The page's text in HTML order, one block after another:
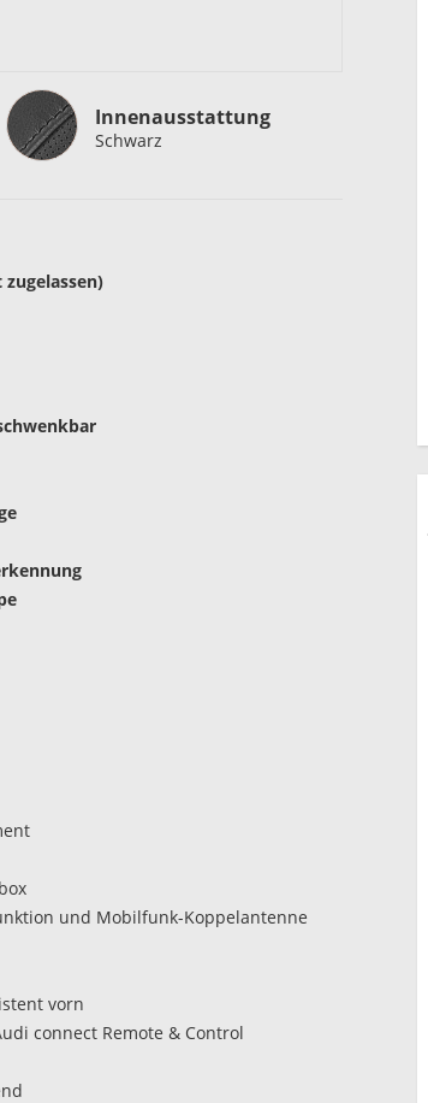
Innenausstattung
Innenausstattung
Schwarz
und Mobilfunk-Koppelantenne
vorn
connect Remote & Control